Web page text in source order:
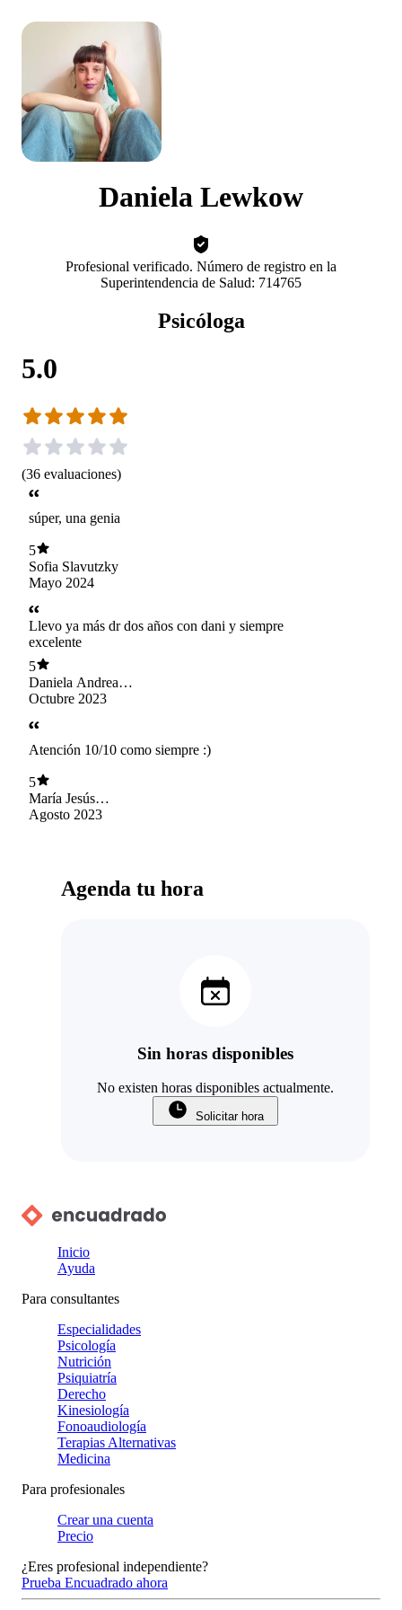
Daniela Lewkow
Profesional verificado. Número de registro en la
Superintendencia de Salud: 714765
Psicóloga
5.0
(36 evaluaciones)
súper, una genia
5
Sofia Slavutzky
Mayo 2024
Llevo ya más dr dos años con dani y siempre
excelente
5
Daniela Andrea
Vergara Heidke
Octubre 2023
Atención 10/10 como siempre :)
5
María Jesús
Montenegro
Agosto 2023
Agenda tu hora
Sin horas disponibles
No existen horas disponibles actualmente.
Solicitar hora
Inicio
Ayuda
Para consultantes
Especialidades
Psicología
Nutrición
Psiquiatría
Derecho
Kinesiología
Fonoaudiología
Terapias Alternativas
Medicina
Para profesionales
Crear una cuenta
Precio
¿Eres profesional independiente?
Prueba Encuadrado ahora